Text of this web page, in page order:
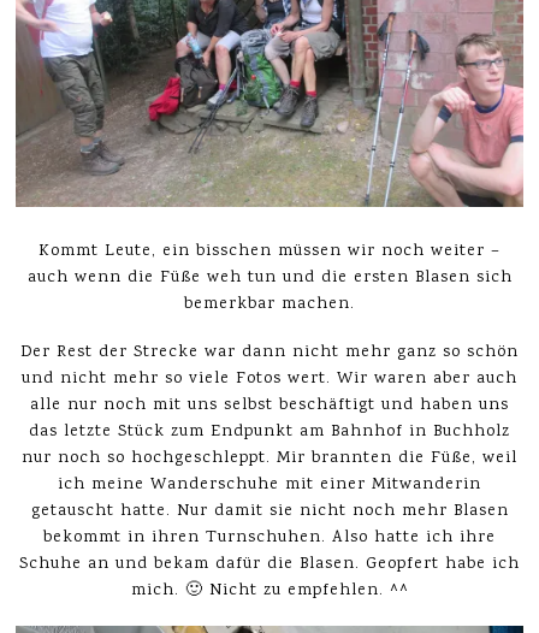
Kommt Leute, ein bisschen müssen wir noch weiter –
auch wenn die Füße weh tun und die ersten Blasen sich
bemerkbar machen.
Der Rest der Strecke war dann nicht mehr ganz so schön
und nicht mehr so viele Fotos wert. Wir waren aber auch
alle nur noch mit uns selbst beschäftigt und haben uns
das letzte Stück zum Endpunkt am Bahnhof in Buchholz
nur noch so hochgeschleppt. Mir brannten die Füße, weil
ich meine Wanderschuhe mit einer Mitwanderin
getauscht hatte. Nur damit sie nicht noch mehr Blasen
bekommt in ihren Turnschuhen. Also hatte ich ihre
Schuhe an und bekam dafür die Blasen. Geopfert habe ich
mich. 🙂 Nicht zu empfehlen. ^^